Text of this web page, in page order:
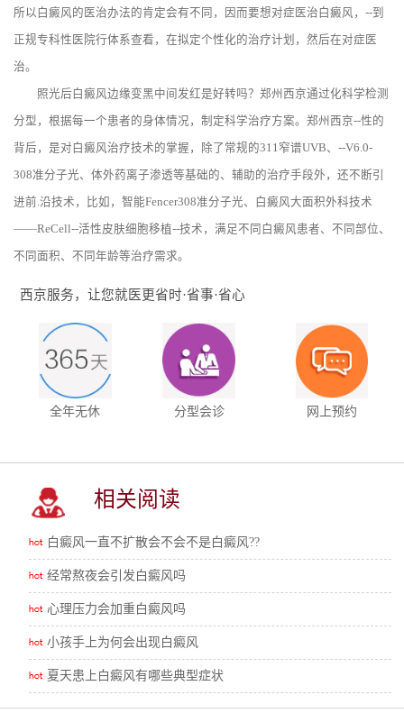
所以白癜风的医治办法的肯定会有不同，因而要想对症医治白癜风，--到
正规专科性医院行体系查看，在拟定个性化的治疗计划，然后在对症医
治。
照光后白癜风边缘变黑中间发红是好转吗？郑州西京通过化科学检测
分型，根据每一个患者的身体情况，制定科学治疗方案。郑州西京--性的
背后，是对白癜风治疗技术的掌握，除了常规的311窄谱UVB、--V6.0-
308准分子光、体外药离子渗透等基础的、辅助的治疗手段外，还不断引
进前.沿技术，比如，智能Fencer308准分子光、白癜风大面积外科技术
——ReCell--活性皮肤细胞移植--技术，满足不同白癜风患者、不同部位、
不同面积、不同年龄等治疗需求。
西京服务，让您就医更省时·省事·省心
全年无休 分型会诊 网上预约
相关阅读
白癜风一直不扩散会不会不是白癜风??
经常熬夜会引发白癜风吗
心理压力会加重白癜风吗
小孩手上为何会出现白癜风
夏天患上白癜风有哪些典型症状